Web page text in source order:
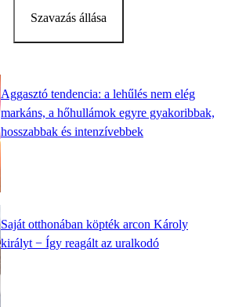
Szavazás állása
Aggasztó tendencia: a lehűlés nem elég
markáns, a hőhullámok egyre gyakoribbak,
hosszabbak és intenzívebbek
Saját otthonában köpték arcon Károly
királyt − Így reagált az uralkodó